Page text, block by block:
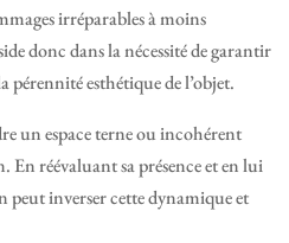
irréparables à moins
donc dans la nécessité de garantir
pérennité esthétique de l’objet.
un espace terne ou incohérent
En réévaluant sa présence et en lui
inverser cette dynamique et